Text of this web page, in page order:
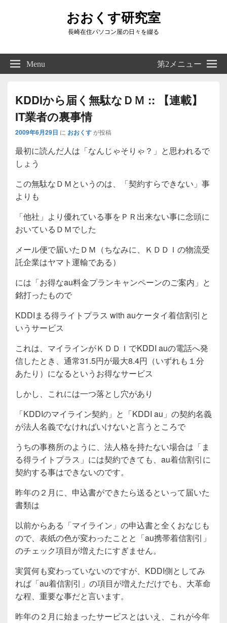
おおくす研究室
長崎在住パソコン屋の日々を綴る
Right
Sidebar
Widget
Menu 第2メニュー
KDDIから届く無駄なＤＭ :: 【連載】
IT業者の裏事情
2009年6月29日 に おおくすが投稿
最初に読んだ人は「なんじゃそりゃ？」と思われるで
しょう
この無駄なＤＭというのは、「契約すらできない」事
よりも
「他社」より優れている事をＰＲ出来ない事に念頭に
おいているＤＭでした
メール便で届いたＤＭ（ちなみに、ＫＤＤＩの物流受
託企業はヤマト運輸である）
には「お得なau料金プランキャンペーンのご案内」と
銘打ったもので
KDDIまる得ライトプラス with auケータイ着信割引と
いうサービス
これは、マイラインがＫＤＤＩでKDDI auの電話へ発
信したとき、通常31.5円が最大8.4円（いずれも１分
あたり）になるというお得なサービス
しかし、これには一つ落とし穴があり
「KDDIのマイライン契約」と「KDDI au」の契約名義
が法人名義でなければいけないと言うところで
うちの事務所のように、法人格を持たない場合は「ま
る得ライトプラス」には契約できても、au着信割引に
契約する事はできないのです。
昨年の２月に、申込書ができたら送るといって届いた
書類は
以前からある「マイライン」の申込書と全くおなじも
ので、表紙の色が変わったことと「au携帯着信割引」
のチェック項目が増えたにすぎません。
実質何も変わっていないのですが、KDDI側としてみ
れば「au着信割引」の項目が増えただけでも、大革命
な程、重要な事だと言います。
昨年の２月に始まったサービスとはいえ、これが今年